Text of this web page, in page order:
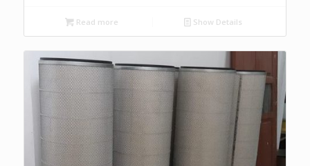
Read more Show Details